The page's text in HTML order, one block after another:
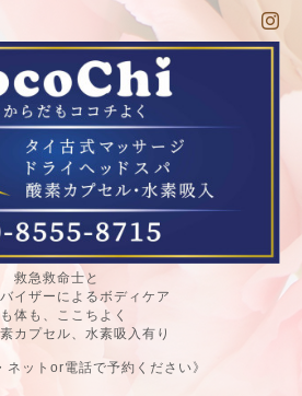
救急救命士と
イザーによるボディケア
体も、ここちよく
カプセル、水素吸入有り
ネットor電話で予約ください》